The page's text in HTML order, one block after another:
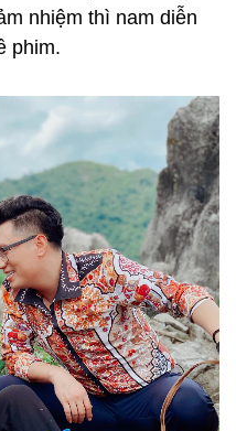
nhiệm thì nam diễn
phim.